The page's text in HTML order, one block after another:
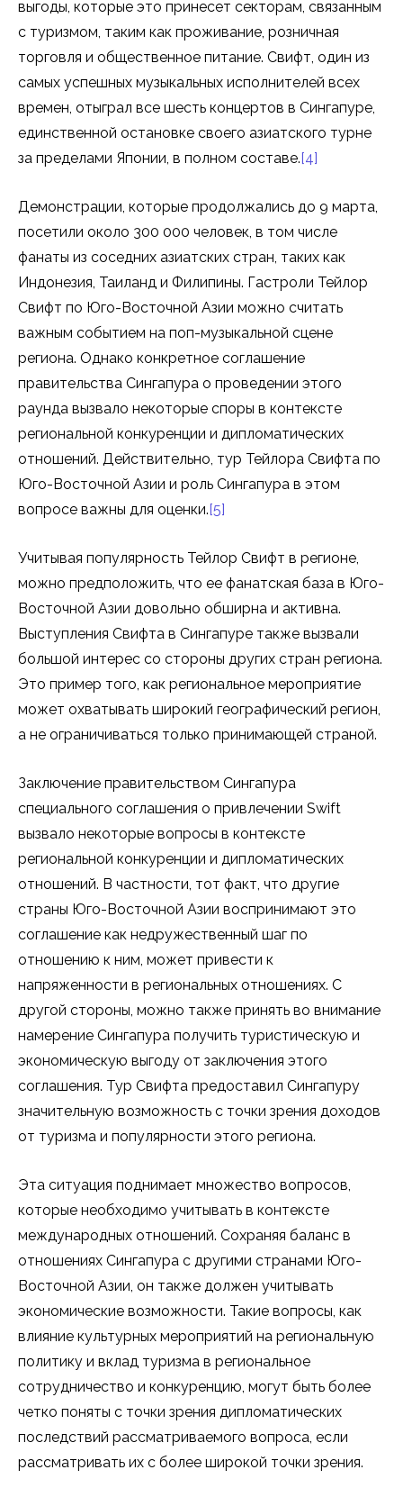
выгоды, которые это принесет секторам, связанным
с туризмом, таким как проживание, розничная
торговля и общественное питание. Свифт, один из
самых успешных музыкальных исполнителей всех
времен, отыграл все шесть концертов в Сингапуре,
единственной остановке своего азиатского турне
за пределами Японии, в полном составе. [4]
Демонстрации, которые продолжались до 9 марта,
посетили около 300 000 человек, в том числе
фанаты из соседних азиатских стран, таких как
Индонезия, Таиланд и Филипины. Гастроли Тейлор
Свифт по Юго-Восточной Азии можно считать
важным событием на поп-музыкальной сцене
региона. Однако конкретное соглашение
правительства Сингапура о проведении этого
раунда вызвало некоторые споры в контексте
региональной конкуренции и дипломатических
отношений. Действительно, тур Тейлора Свифта по
Юго-Восточной Азии и роль Сингапура в этом
вопросе важны для оценки. [5]
Учитывая популярность Тейлор Свифт в регионе,
можно предположить, что ее фанатская база в Юго-
Восточной Азии довольно обширна и активна.
Выступления Свифта в Сингапуре также вызвали
большой интерес со стороны других стран региона.
Это пример того, как региональное мероприятие
может охватывать широкий географический регион,
а не ограничиваться только принимающей страной.
Заключение правительством Сингапура
специального соглашения о привлечении Swift
вызвало некоторые вопросы в контексте
региональной конкуренции и дипломатических
отношений. В частности, тот факт, что другие
страны Юго-Восточной Азии воспринимают это
соглашение как недружественный шаг по
отношению к ним, может привести к
напряженности в региональных отношениях. С
другой стороны, можно также принять во внимание
намерение Сингапура получить туристическую и
экономическую выгоду от заключения этого
соглашения. Тур Свифта предоставил Сингапуру
значительную возможность с точки зрения доходов
от туризма и популярности этого региона.
Эта ситуация поднимает множество вопросов,
которые необходимо учитывать в контексте
международных отношений. Сохраняя баланс в
отношениях Сингапура с другими странами Юго-
Восточной Азии, он также должен учитывать
экономические возможности. Такие вопросы, как
влияние культурных мероприятий на региональную
политику и вклад туризма в региональное
сотрудничество и конкуренцию, могут быть более
четко поняты с точки зрения дипломатических
последствий рассматриваемого вопроса, если
рассматривать их с более широкой точки зрения.